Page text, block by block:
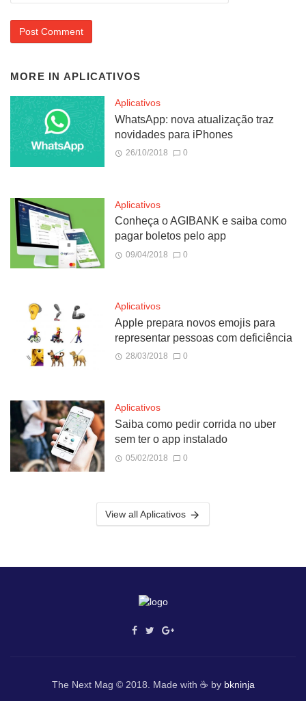
MORE IN APLICATIVOS
Aplicativos
WhatsApp: nova atualização traz
novidades para iPhones
26/10/2018 0
Aplicativos
Conheça o AGIBANK e saiba como
pagar boletos pelo app
09/04/2018 0
Aplicativos
Apple prepara novos emojis para
representar pessoas com deficiência
28/03/2018 0
Aplicativos
Saiba como pedir corrida no uber
sem ter o app instalado
05/02/2018 0
View all Aplicativos
The Next Mag © 2018. Made with ☕ by bkninja